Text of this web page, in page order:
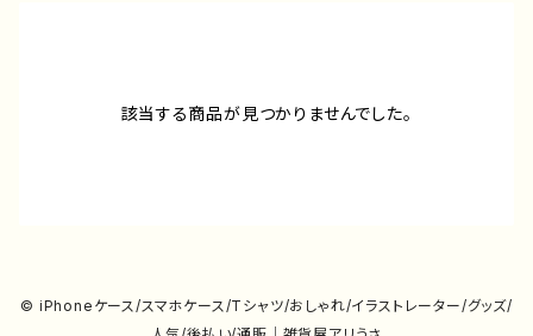
該当する商品が見つかりませんでした。
© iPhoneケース/スマホケース/Tシャツ/おしゃれ/イラストレーター/グッズ/